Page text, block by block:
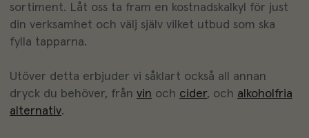
sortiment. Låt oss ta fram en kostnadskalkyl för just
din verksamhet och välj själv vilket utbud som ska
fylla tapparna.
Utöver detta erbjuder vi såklart också all annan
dryck du behöver, från vin och cider, och alkoholfria
alternativ.